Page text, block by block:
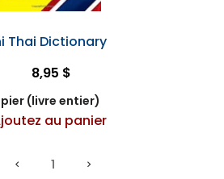
Thai Dictionary
8,95 $
(livre entier)
au panier
1